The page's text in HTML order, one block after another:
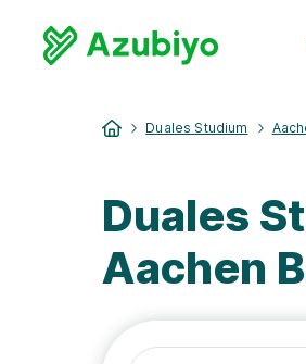
Duales Studium
Duales
Aachen